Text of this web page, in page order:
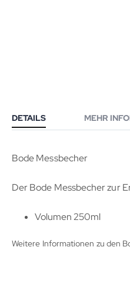
DETAILS
Bode Messbecher
Der Bode Messbecher zur
Volumen 250ml
Weitere Informationen zu den
MEHR